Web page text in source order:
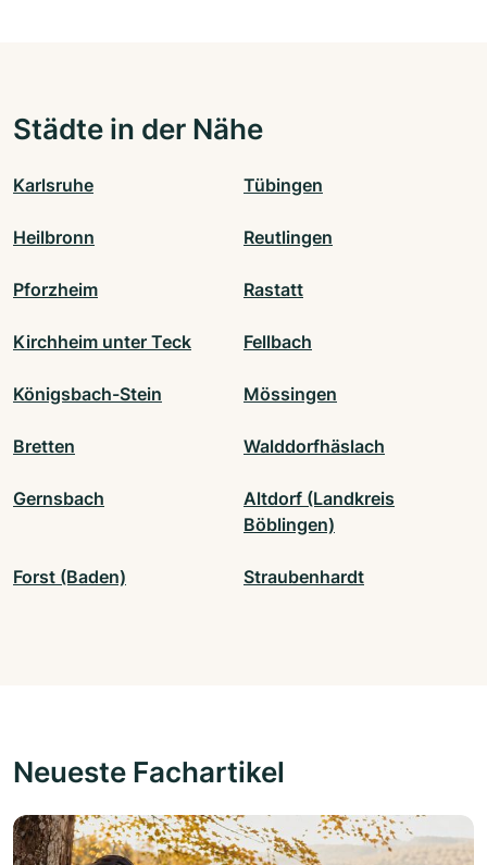
Städte in der Nähe
Karlsruhe Tübingen
Heilbronn Reutlingen
Pforzheim Rastatt
Kirchheim unter Teck Fellbach
Königsbach-Stein Mössingen
Bretten Walddorfhäslach
Gernsbach
Altdorf (Landkreis
Böblingen)
Forst (Baden) Straubenhardt
Neueste Fachartikel